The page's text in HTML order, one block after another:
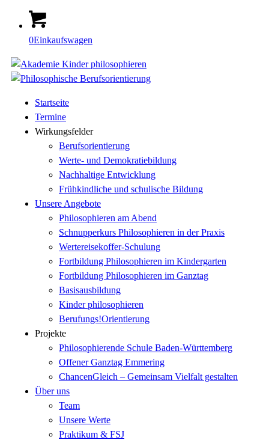
0Einkaufswagen
Startseite
Termine
Wirkungsfelder
Berufsorientierung
Werte- und Demokratiebildung
Nachhaltige Entwicklung
Frühkindliche und schulische Bildung
Unsere Angebote
Philosophieren am Abend
Schnupperkurs Philosophieren in der Praxis
Wertereisekoffer-Schulung
Fortbildung Philosophieren im Kindergarten
Fortbildung Philosophieren im Ganztag
Basisausbildung
Kinder philosophieren
Berufungs!Orientierung
Projekte
Philosophierende Schule Baden-Württemberg
Offener Ganztag Emmering
ChancenGleich – Gemeinsam Vielfalt gestalten
Über uns
Team
Unsere Werte
Praktikum & FSJ